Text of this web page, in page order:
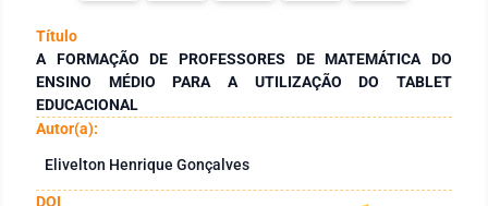
Título
A FORMAÇÃO DE PROFESSORES DE MATEMÁTICA DO
ENSINO MÉDIO PARA A UTILIZAÇÃO DO TABLET
EDUCACIONAL
Autor(a):
Elivelton Henrique Gonçalves
DOI